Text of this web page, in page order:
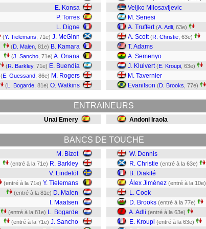
E. Konsa
P. Torres
L. Digne
(Y. Tielemans , 71e) J. McGinn
(D. Malen , 81e) B. Kamara
(J. Sancho , 71e) A. Onana
(R. Barkley, 71e) E. Buendía
(E. Guessand , 86e) M. Rogers
(L. Bogarde , 81e) O. Watkins
Veljko Milosavljevic
M. Senesi
A. Truffert (A. Adli , 63e)
A. Scott (R. Christie , 63e)
T. Adams
A. Semenyo
J. Kluivert (E. Kroupi , 63e)
M. Tavernier
Evanilson (D. Brooks , 77e)
ENTRAINEURS
Unai Emery Andoni Iraola
BANCS DE TOUCHE
M. Bizot
(entré à la 71e) R. Barkley
V. Lindelöf
(entré à la 71e) Y. Tielemans
(entré à la 81e) D. Malen
I. Maatsen
(entré à la 81e) L. Bogarde
(entré à la 71e) J. Sancho
W. Dennis
R. Christie (entré à la 63e)
B. Diakité
Álex Jiménez (entré à la 10e)
L. Cook
D. Brooks (entré à la 77e)
A. Adli (entré à la 63e)
E. Kroupi (entré à la 63e)